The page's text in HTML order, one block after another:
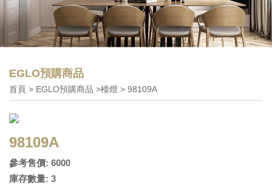
EGLO預購商品
首頁 > EGLO預購商品 >檯燈 > 98109A
98109A
參考售價: 6000
庫存數量: 3